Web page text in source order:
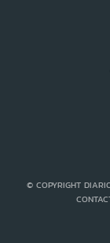
© COPYRIGHT